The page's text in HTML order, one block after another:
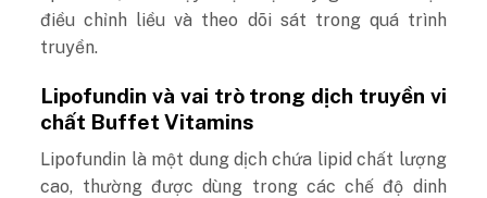
điều chỉnh liều và theo dõi sát trong quá trình
truyền.
Lipofundin và vai trò trong dịch truyền vi
chất Buffet Vitamins
Lipofundin là một dung dịch chứa lipid chất lượng
cao, thường được dùng trong các chế độ dinh